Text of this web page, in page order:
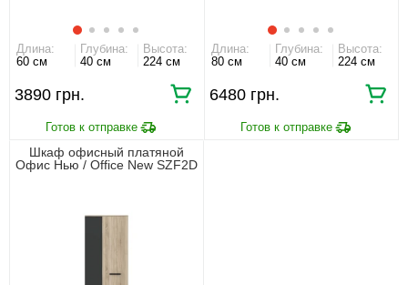
Длина:
60 см
Глубина:
40 см
Высота:
224 см
3890 грн.
Длина:
80 см
Глубина:
40 см
Высота:
224 см
6480 грн.
Шкаф офисный платяной
Офис Нью / Office New SZF2D